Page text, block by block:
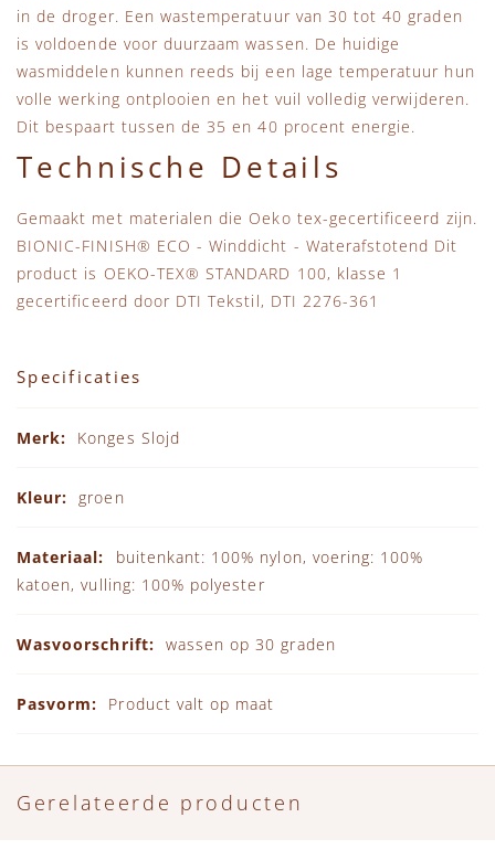
in de droger. Een wastemperatuur van 30 tot 40 graden
is voldoende voor duurzaam wassen. De huidige
wasmiddelen kunnen reeds bij een lage temperatuur hun
volle werking ontplooien en het vuil volledig verwijderen.
Dit bespaart tussen de 35 en 40 procent energie.
Technische Details
Gemaakt met materialen die Oeko tex-gecertificeerd zijn.
BIONIC-FINISH® ECO - Winddicht - Waterafstotend Dit
product is OEKO-TEX® STANDARD 100, klasse 1
gecertificeerd door DTI Tekstil, DTI 2276-361
Specificaties
Konges Slojd
groen
buitenkant: 100% nylon, voering: 100%
katoen, vulling: 100% polyester
wassen op 30 graden
Product valt op maat
Gerelateerde producten